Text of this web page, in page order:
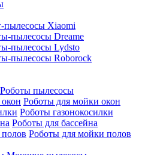
Xiaomi
пылесосы Dreame
пылесосы Lydsto
пылесосы Roborock
Роботы пылесосы
Роботы для мойки окон
Роботы газонокосилки
Роботы для бассейна
Роботы для мойки полов